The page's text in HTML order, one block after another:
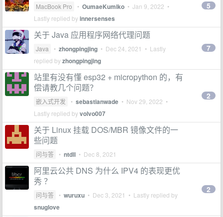
MacBook Pro • OumaeKumiko • Jan 9, 2022 •
Lastly replied byinnersenses
5
关于 Java 应用程序网络代理问题
Java • zhongpingjing • Dec 24, 2021 • Lastly
replied byzhongpingjing
7
站里有没有懂 esp32 + micropython 的，有
偿请教几个问题？
嵌入式开发 • sebastianwade • Nov 29, 2022 •
Lastly replied byvolvo007
2
关于 Linux 挂载 DOS/MBR 镜像文件的一
些问题
问与答 • ntdll • Dec 8, 2021
阿里云公共 DNS 为什么 IPV4 的表现更优
秀 ？
问与答 • wuruxu • Dec 3, 2021 • Lastly replied by
snuglove
2